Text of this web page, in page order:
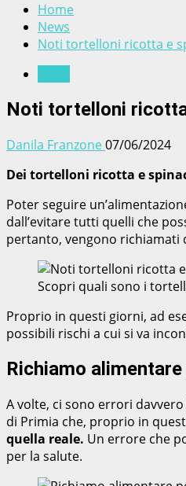
Home
News
Noti tortelloni ricotta e
Noti tortelloni
Danila Franzone07/06/2024
Dei tortelloni ricotta e
Poter seguire
dall’evitare tutti quelli che
pertanto, vengono richiamati
Scopri quali sono i
Proprio in questi giorni, ad
possibili rischi a cui si va
Richiamo
A volte, ci sono errori
di Primia che, proprio in
quella reale. Un errore che
per la salute.